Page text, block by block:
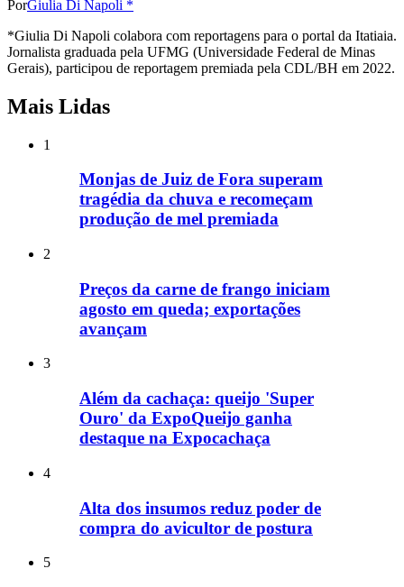
PorGiulia Di Napoli *
*Giulia Di Napoli colabora com reportagens para o portal da Itatiaia.
Jornalista graduada pela UFMG (Universidade Federal de Minas
Gerais), participou de reportagem premiada pela CDL/BH em 2022.
Mais Lidas
1
Monjas de Juiz de Fora superam
tragédia da chuva e recomeçam
produção de mel premiada
2
Preços da carne de frango iniciam
agosto em queda; exportações
avançam
3
Além da cachaça: queijo 'Super
Ouro' da ExpoQueijo ganha
destaque na Expocachaça
4
Alta dos insumos reduz poder de
compra do avicultor de postura
5